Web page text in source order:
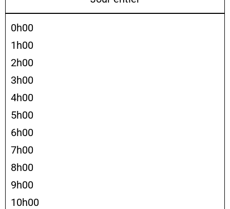
0h00
1h00
2h00
3h00
4h00
5h00
6h00
7h00
8h00
9h00
10h00